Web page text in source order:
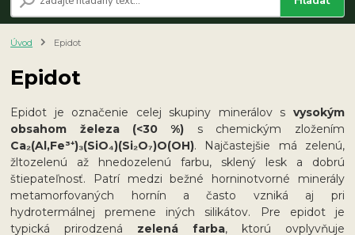
Úvod Epidot
Epidot
Epidot je označenie celej skupiny minerálov s vysokým
obsahom železa (<30 %) s chemickým zložením
Ca₂(Al,Fe³⁺)₃(SiO₄)(Si₂O₇)O(OH). Najčastejšie má zelenú,
žltozelenú až hnedozelenú farbu, sklený lesk a dobrú
štiepateľnosť. Patrí medzi bežné horninotvorné minerály
metamorfovaných hornín a často vzniká aj pri
hydrotermálnej premene iných silikátov. Pre epidot je
typická prirodzená zelená farba, ktorú ovplyvňuje